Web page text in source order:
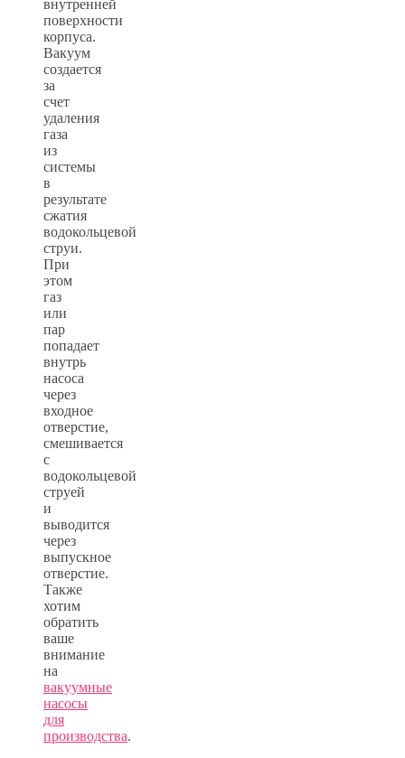
внутренней
поверхности
корпуса.
Вакуум
создается
за
счет
удаления
газа
из
системы
в
результате
сжатия
водокольцевой
струи.
При
этом
газ
или
пар
попадает
внутрь
насоса
через
входное
отверстие,
смешивается
с
водокольцевой
струей
и
выводится
через
выпускное
отверстие.
Также
хотим
обратить
ваше
внимание
на
вакуумные
насосы
для
производства.